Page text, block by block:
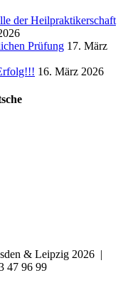
der Heilpraktikerschaft
Prüfung 17. März
16. März 2026
& Leipzig 2026 |
47 96 99